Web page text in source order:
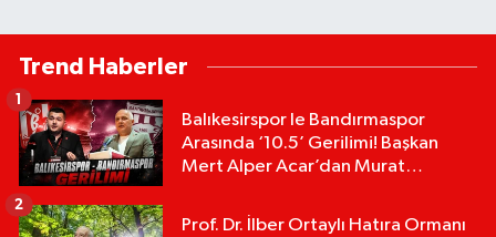
Trend Haberler
Balıkesirspor le Bandırmaspor
Arasında ‘10.5’ Gerilimi! Başkan
Mert Alper Acar’dan Murat
1
Prof. Dr. İlber Ortaylı Hatıra Ormanı
2